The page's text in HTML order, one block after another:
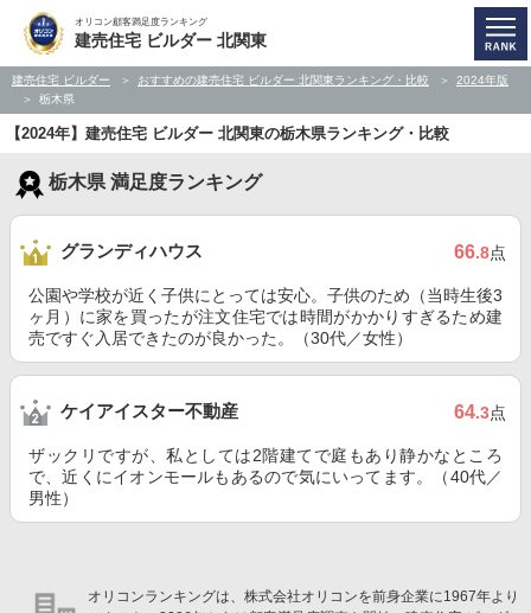
オリコン顧客満足度ランキング
建売住宅 ビルダー 北関東
建売住宅 ビルダー おすすめの建売住宅 ビルダー 北関東ランキング・比較
2024年版
栃木県
【2024年】建売住宅 ビルダー 北関東の栃木県ランキング・比較
栃木県 満足度ランキング
グランディハウス 66.8点
公園や学校が近く子供にとっては安心。子供のため（当時生後3
ヶ月）に家を買ったが注文住宅では時間がかかりすぎるため建
売ですぐ入居できたのが良かった。（30代／女性）
ケイアイスター不動産 64.3点
ザックリですが、私としては2階建てで庭もあり静かなところ
で、近くにイオンモールもあるので気にいってます。（40代／
男性）
オリコンランキングは、株式会社オリコンを前身企業に1967年より